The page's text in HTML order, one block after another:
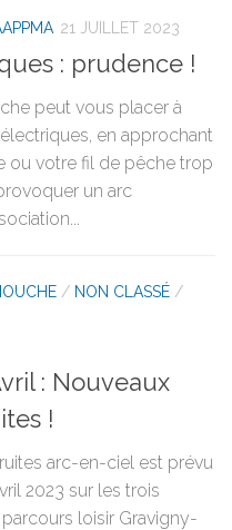
21 JUILLET 2023
: prudence !
peut vous placer à
en approchant
ou votre fil de pêche trop
un arc
/ NON CLASSÉ /
: Nouveaux
!
arc-en-ciel est prévu
2023 sur les trois
loisir Gravigny-